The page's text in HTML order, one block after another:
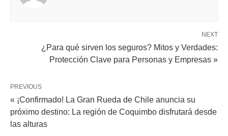
NEXT
¿Para qué sirven los seguros? Mitos y Verdades:
Protección Clave para Personas y Empresas »
PREVIOUS
« ¡Confirmado! La Gran Rueda de Chile anuncia su
próximo destino: La región de Coquimbo disfrutará desde
las alturas